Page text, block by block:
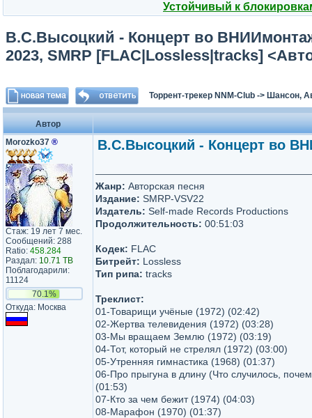
Устойчивый к
В.С.Высоцкий - Концерт во
2023, SMRP [FLAC|Lossless|tracks]
Торрент-трекер NNM-Club -> Шансон,
Автор
Morozko37 ®
Стаж: 19 лет 7 мес.
Сообщений: 288
Ratio: 458.284
Раздал: 10.71 TB
Поблагодарили:
11124
70.1%
Откуда: Москва
В.С.Высоцкий - Концерт во
Жанр: Авторская песня
Издание: SMRP-VSV22
Издатель: Self-made Records Productions
Продолжительность: 00:51:03
Кодек: FLAC
Битрейт: Lossless
Тип рипа: tracks
Треклист:
01-Товарищи учёные (1972) (02:42)
02-Жертва телевидения (1972) (03:28)
03-Мы вращаем Землю (1972) (03:19)
04-Тот, который не стрелял (1972) (03:00)
05-Утренняя гимнастика (1968) (01:37)
06-Про прыгуна в длину (Что случилось,
(01:53)
07-Кто за чем бежит (1974) (04:03)
08-Марафон (1970) (01:37)